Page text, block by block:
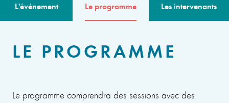
L'événement Le programme Les intervenants
LE PROGRAMME
Le programme comprendra des sessions avec des